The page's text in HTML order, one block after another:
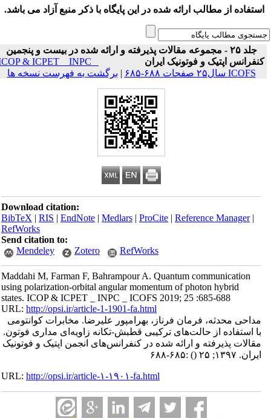
استفاده از مطالب ارائه شده در این پایگاه با ذکر منبع آزاد می باشد.
جلد ۲۵ - مجموعه مقالات پذیرفته و ارائه شده در بیست و پنجمین
کنفرانس اپتیک و فوتونیک ایران
ICOP & ICPET _ INPC _
ICOFS سال۲۵ صفحات ۶۸۸-۶۸۵
| برگشت به فهرست نسخه ها
Download citation:
BibTeX|RIS|EndNote|Medlars|ProCite|Reference Manager
RefWorks
Send citation to:
Mendeley
Zotero RefWorks
Maddahi M, Farman F, Bahrampour A. Quantum communication
using polarization-orbital angular momentum of photon hybrid
states. ICOP & ICPET _ INPC _ ICOFS 2019; 25 :685-688
URL:http://opsi.ir/article-1-1901-fa.html
مداحی محدثه، فرمان فرناز، بهرامپور علیرضا. مخابرات کوانتومی
با استفاده از حالت‌های ترکیبی قطبش-تکانه زاویه‌‌ای مداری فوتون.
مقالات پذیرفته و ارائه شده در کنفرانس‌های انجمن اپتیک و فوتونیک
ایران. ۱۳۹۷; ۲۵
() :۶۸۵-۶۸۸
URL:http://opsi.ir/article-۱-۱۹۰۱-fa.html